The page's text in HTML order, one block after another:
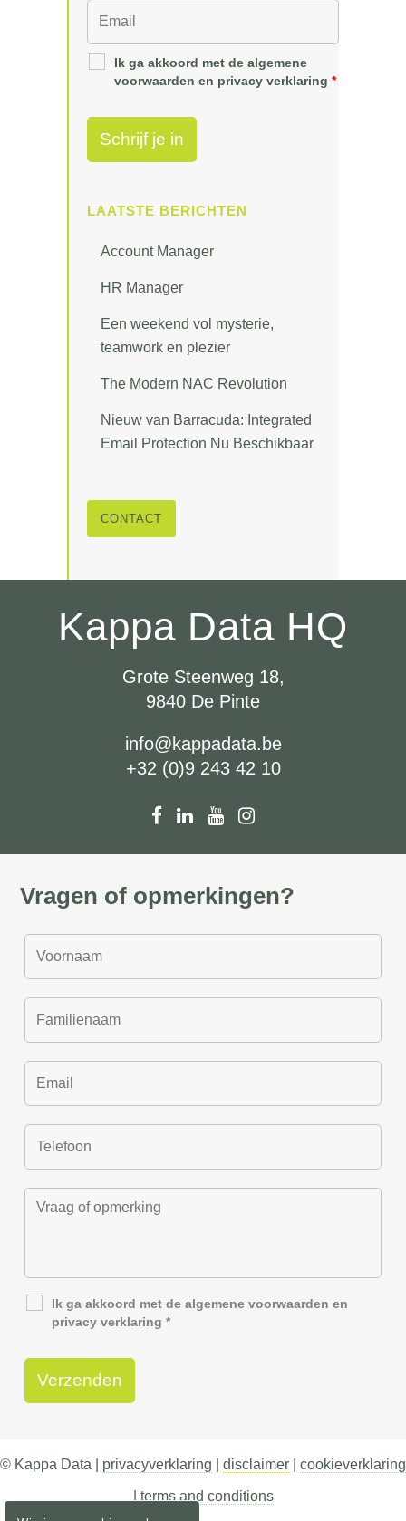
Ik ga akkoord met de algemene
voorwaarden en privacy verklaring *
LAATSTE BERICHTEN
Account Manager
HR Manager
Een weekend vol mysterie,
teamwork en plezier
The Modern NAC Revolution
Nieuw van Barracuda: Integrated
Email Protection Nu Beschikbaar
CONTACT
Kappa Data HQ
Grote Steenweg 18,
9840 De Pinte
info@kappadata.be
+32 (0)9 243 42 10
Vragen of opmerkingen?
Ik ga akkoord met dealgemene voorwaarden en
privacy verklaring *
© Kappa Data | privacyverklaring disclaimer cookieverklaring
| terms and conditions